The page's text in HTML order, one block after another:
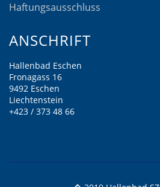
Haftungsausschluss
ANSCHRIFT
Hallenbad Eschen
Fronagass 16
9492 Eschen
Liechtenstein
+423 / 373 48 66